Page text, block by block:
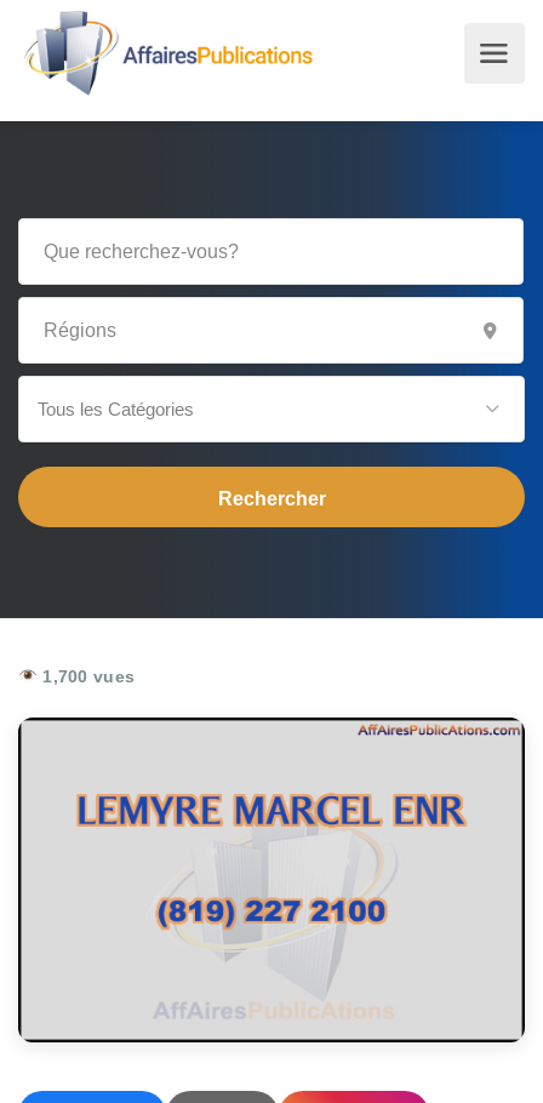
Tous les Catégories
1,700 vues